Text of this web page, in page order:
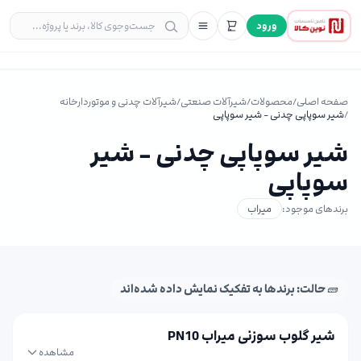
ورود
صفحه اصلی/محصولات/شیرآلات صنعتی/شیرآلات چدنی و موتوردارخانه
/شیر سوپاپی چدنی - شیر سوپاپی
شیر سوپاپی چدنی - شیر
سوپاپی
برندهای موجود: میراب
🧱 حالت: برندها به تفکیک نمایش داده شده‌اند
شیر گلوب سوزنی میراب PN10
مشاهده